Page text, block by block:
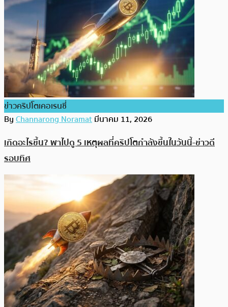
ข่าวคริปโตเคอเรนซี่
ByChannarong Noramatมีนาคม 11, 2026
เกิดอะไรขึ้น? พาไปดู 5 เหตุผลที่คริปโตกำลังขึ้นในวันนี้-ข่าวดี
รอบทิศ